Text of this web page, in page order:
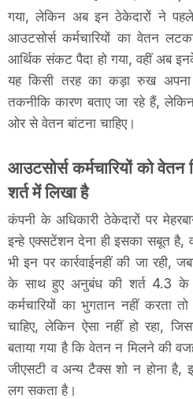
गया, लेकिन अब इन ठेकेदारों ने
आउटसोर्स कर्मचारियों का वेतन
आर्थिक संकट पैदा हो गया, वहीं अब
यह किसी तरह का कड़ा रुख
तकनीकि कारण बताए जा रहे हैं,
ओर से वेतन बांटना चाहिए।
आउटसोर्स कर्मचारियों को वेतन
शर्त में लिखा है
कंपनी के अधिकारी ठेकेदारों पर
इन्हे एक्सटेंशन देना ही इसका सबूत है,
भी इन पर कार्रवाईनहीं की जा रही,
के साथ हुए अनुबंध की शर्त 4.3 के
कर्मचारियों का भुगतान नहीं करता
चाहिए, लेकिन ऐसा नहीं हो रहा,
बताया गया है कि वेतन न मिलने की
जीएसटी व अन्य टैक्स शो न होना है,
लग सकता है।